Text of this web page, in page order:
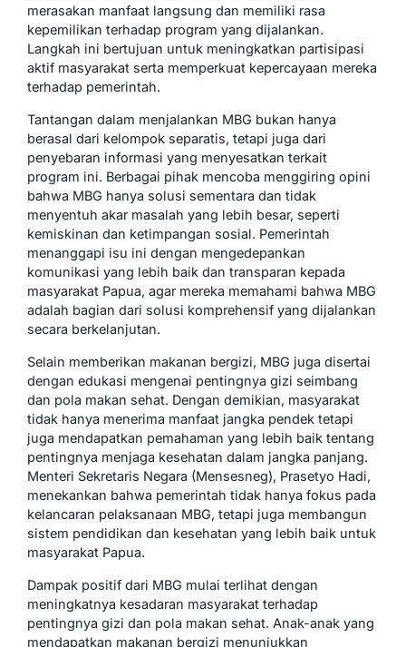
merasakan manfaat langsung dan memiliki rasa
kepemilikan terhadap program yang dijalankan.
Langkah ini bertujuan untuk meningkatkan partisipasi
aktif masyarakat serta memperkuat kepercayaan mereka
terhadap pemerintah.
Tantangan dalam menjalankan MBG bukan hanya
berasal dari kelompok separatis, tetapi juga dari
penyebaran informasi yang menyesatkan terkait
program ini. Berbagai pihak mencoba menggiring opini
bahwa MBG hanya solusi sementara dan tidak
menyentuh akar masalah yang lebih besar, seperti
kemiskinan dan ketimpangan sosial. Pemerintah
menanggapi isu ini dengan mengedepankan
komunikasi yang lebih baik dan transparan kepada
masyarakat Papua, agar mereka memahami bahwa MBG
adalah bagian dari solusi komprehensif yang dijalankan
secara berkelanjutan.
Selain memberikan makanan bergizi, MBG juga disertai
dengan edukasi mengenai pentingnya gizi seimbang
dan pola makan sehat. Dengan demikian, masyarakat
tidak hanya menerima manfaat jangka pendek tetapi
juga mendapatkan pemahaman yang lebih baik tentang
pentingnya menjaga kesehatan dalam jangka panjang.
Menteri Sekretaris Negara (Mensesneg), Prasetyo Hadi,
menekankan bahwa pemerintah tidak hanya fokus pada
kelancaran pelaksanaan MBG, tetapi juga membangun
sistem pendidikan dan kesehatan yang lebih baik untuk
masyarakat Papua.
Dampak positif dari MBG mulai terlihat dengan
meningkatnya kesadaran masyarakat terhadap
pentingnya gizi dan pola makan sehat. Anak-anak yang
mendapatkan makanan bergizi menunjukkan